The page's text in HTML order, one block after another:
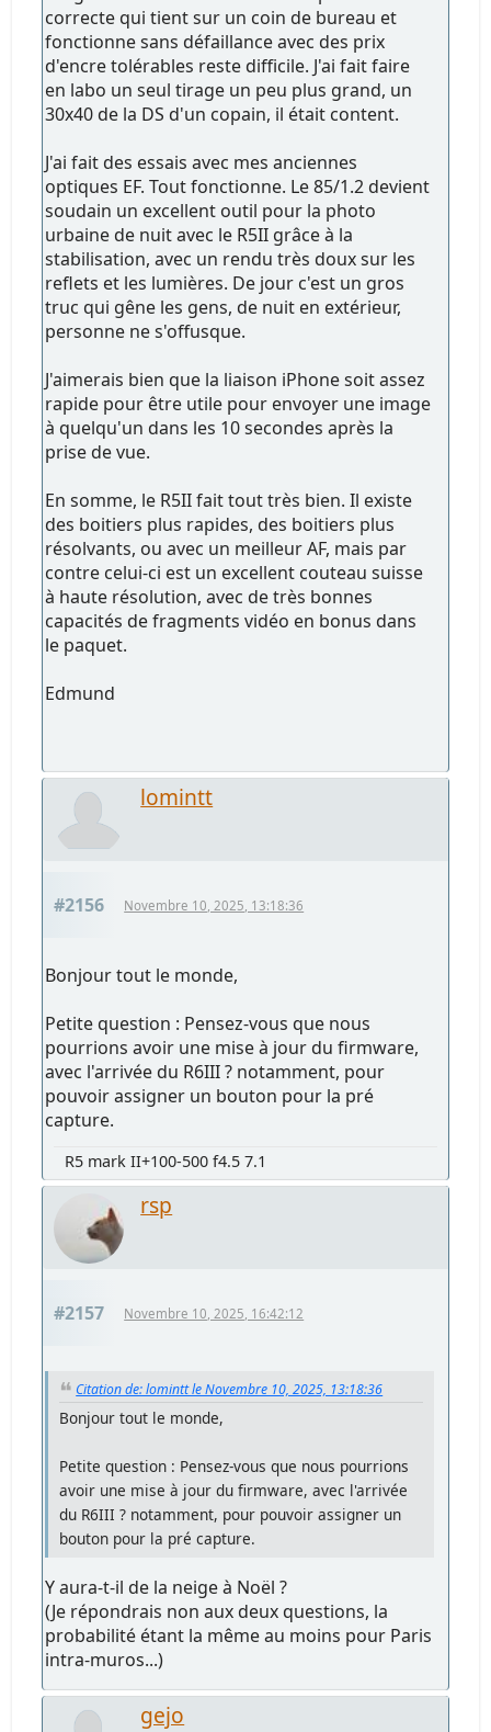
correcte qui tient sur un coin de bureau et
fonctionne sans défaillance avec des prix
d'encre tolérables reste difficile. J'ai fait faire
en labo un seul tirage un peu plus grand, un
30x40 de la DS d'un copain, il était content.
J'ai fait des essais avec mes anciennes
optiques EF. Tout fonctionne. Le 85/1.2 devient
soudain un excellent outil pour la photo
urbaine de nuit avec le R5II grâce à la
stabilisation, avec un rendu très doux sur les
reflets et les lumières. De jour c'est un gros
truc qui gêne les gens, de nuit en extérieur,
personne ne s'offusque.
J'aimerais bien que la liaison iPhone soit assez
rapide pour être utile pour envoyer une image
à quelqu'un dans les 10 secondes après la
prise de vue.
En somme, le R5II fait tout très bien. Il existe
des boitiers plus rapides, des boitiers plus
résolvants, ou avec un meilleur AF, mais par
contre celui-ci est un excellent couteau suisse
à haute résolution, avec de très bonnes
capacités de fragments vidéo en bonus dans
le paquet.
Edmund
lomintt
#2156 Novembre 10, 2025, 13:18:36
Bonjour tout le monde,
Petite question : Pensez-vous que nous
pourrions avoir une mise à jour du firmware,
avec l'arrivée du R6III ? notamment, pour
pouvoir assigner un bouton pour la pré
capture.
R5 mark II+100-500 f4.5 7.1
rsp
#2157 Novembre 10, 2025, 16:42:12
Citation de: lomintt le Novembre 10, 2025, 13:18:36
Bonjour tout le monde,
Petite question : Pensez-vous que nous pourrions
avoir une mise à jour du firmware, avec l'arrivée
du R6III ? notamment, pour pouvoir assigner un
bouton pour la pré capture.
Y aura-t-il de la neige à Noël ?
(Je répondrais non aux deux questions, la
probabilité étant la même au moins pour Paris
intra-muros...)
gejo